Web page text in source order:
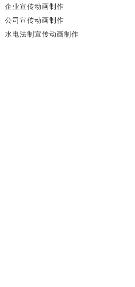
企业宣传动画制作
公司宣传动画制作
水电法制宣传动画制作